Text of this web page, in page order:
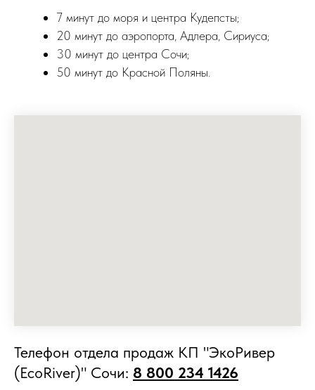
7 минут до моря и центра Кудепсты;
20 минут до аэропорта, Адлера, Сириуса;
30 минут до центра Сочи;
50 минут до Красной Поляны.
Телефон отдела продаж КП "ЭкоРивер
(EcoRiver)" Сочи: 8 800 234 1426